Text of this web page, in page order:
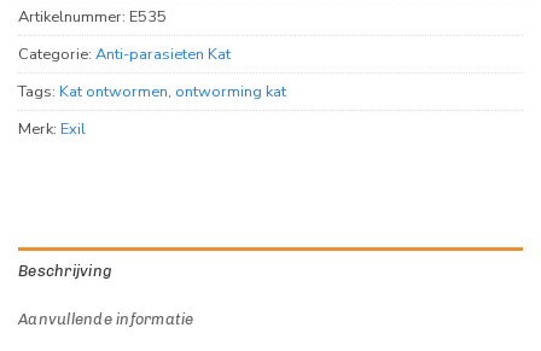
Artikelnummer: E535
Categorie: Anti-parasieten Kat
Tags: Kat ontwormen, ontworming kat
Merk: Exil
Beschrijving
Aanvullende informatie